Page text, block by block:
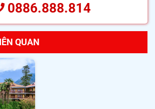
0886.888.814
QUAN